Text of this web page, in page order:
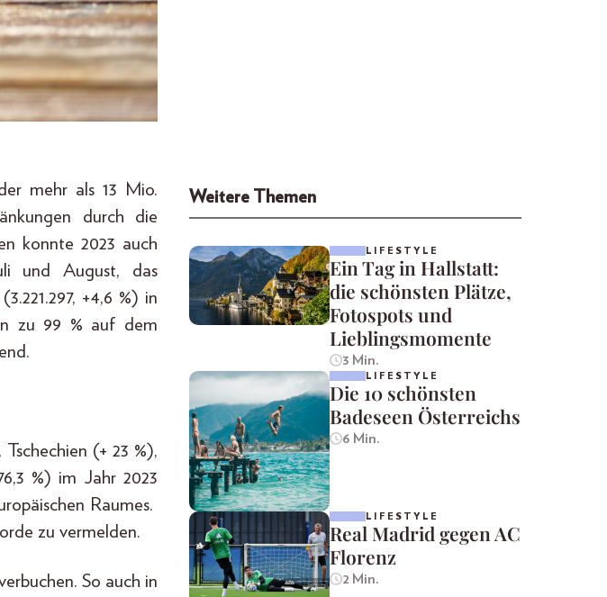
mehr als 13 Mio.
durch die
konnte 2023 auch
und August, das
+4,6 %) in
zu 99 % auf dem
(+ 23 %),
%) im Jahr 2023
Raumes.
zu vermelden.
So auch in
Weitere Themen
LIFESTYLE
Ein Tag in Hallstatt:
die schönsten Plätze,
Fotospots und
Lieblingsmomente
3 Min.
LIFESTYLE
Die 10 schönsten
Badeseen Österreichs
6 Min.
LIFESTYLE
Real Madrid gegen AC
Florenz
2 Min.